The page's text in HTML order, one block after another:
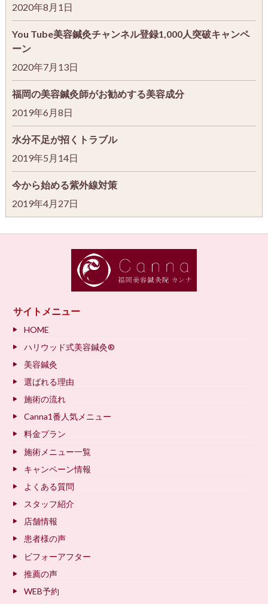
2020年8月1日
You Tube美容鍼灸チャンネル登録1,000人突破キャンペ
ーン
2020年7月13日
福岡の美容鍼灸師がお勧めする美容成分
2019年6月8日
水分不足が招くトラブル
2019年5月14日
今から始める紫外線対策
2019年4月27日
サイトメニュー
HOME
ハリウッド式美容鍼灸®
美容鍼灸
選ばれる理由
施術の流れ
Canna1番人気メニュー
料金プラン
施術メニュー一覧
キャンペーン情報
よくある質問
スタッフ紹介
店舗情報
患者様の声
ビフォーアフター
推薦の声
WEB予約